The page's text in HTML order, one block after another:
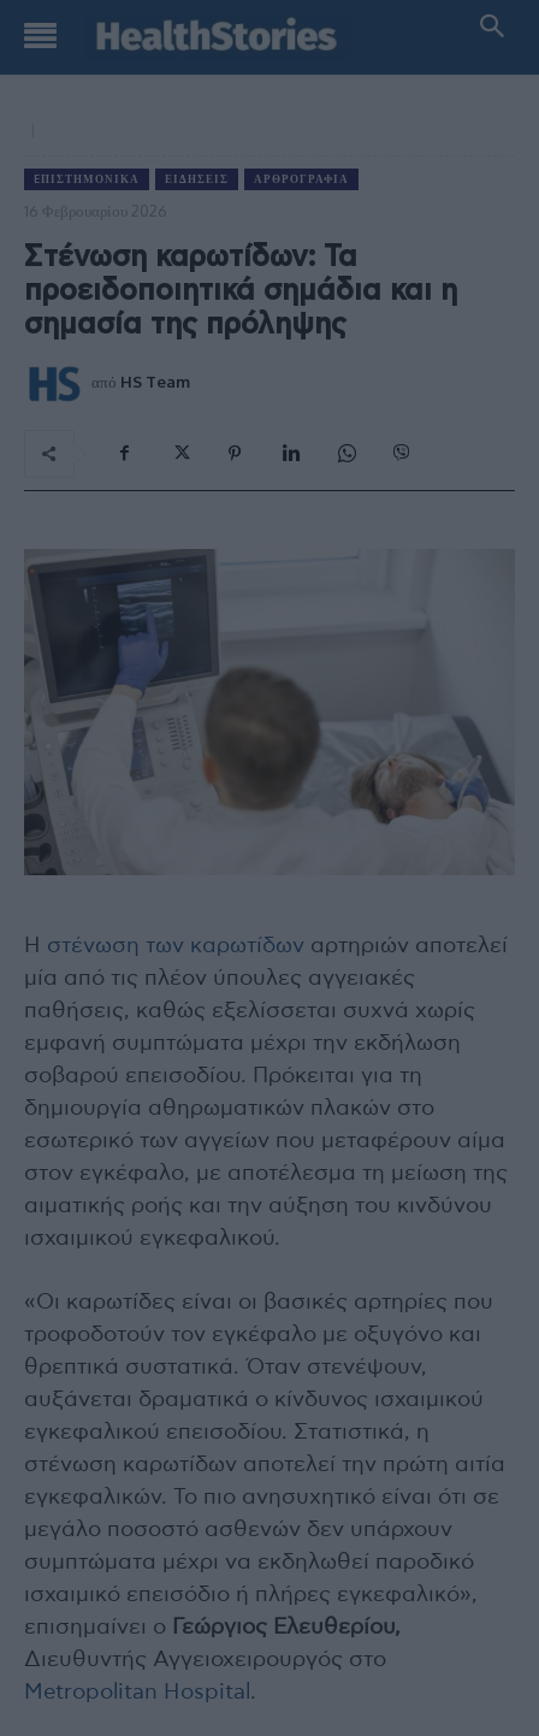
EΠΙΣΤΗΜΟΝΙΚΆ ΕΙΔΉΣΕΙΣ ΑΡΘΡΟΓΡΑΦΊΑ
16 Φεβρουαρίου 2026
Στένωση καρωτίδων: Τα
προειδοποιητικά σημάδια και η
σημασία της πρόληψης
από HS Team
Η στένωση των καρωτίδων αρτηριών αποτελεί
μία από τις πλέον ύπουλες αγγειακές
παθήσεις, καθώς εξελίσσεται συχνά χωρίς
εμφανή συμπτώματα μέχρι την εκδήλωση
σοβαρού επεισοδίου. Πρόκειται για τη
δημιουργία αθηρωματικών πλακών στο
εσωτερικό των αγγείων που μεταφέρουν αίμα
στον εγκέφαλο, με αποτέλεσμα τη μείωση της
αιματικής ροής και την αύξηση του κινδύνου
ισχαιμικού εγκεφαλικού.
«Οι καρωτίδες είναι οι βασικές αρτηρίες που
τροφοδοτούν τον εγκέφαλο με οξυγόνο και
θρεπτικά συστατικά. Όταν στενέψουν,
αυξάνεται δραματικά ο κίνδυνος ισχαιμικού
εγκεφαλικού επεισοδίου. Στατιστικά, η
στένωση καρωτίδων αποτελεί την πρώτη αιτία
εγκεφαλικών. Το πιο ανησυχητικό είναι ότι σε
μεγάλο ποσοστό ασθενών δεν υπάρχουν
συμπτώματα μέχρι να εκδηλωθεί παροδικό
ισχαιμικό επεισόδιο ή πλήρες εγκεφαλικό»,
επισημαίνει ο
Γεώργιος Ελευθερίου,
Διευθυντής Αγγειοχειρουργός στο
Metropolitan Hospital .